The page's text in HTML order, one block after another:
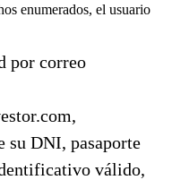
enumerados, el usuario
por correo
su DNI, pasaporte
válido,